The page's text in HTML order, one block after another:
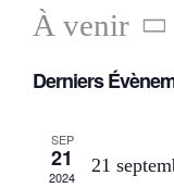
À venir
une
Derniers
SEP
21
2024
21